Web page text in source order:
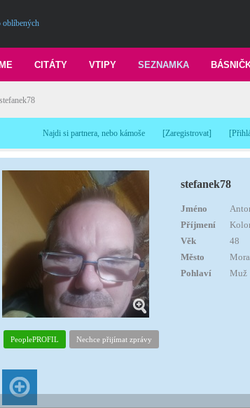
oblíbených
SEZNAMKA
VTIPY
CITÁTY
Najdi si partnera, nebo kámoše [Zaregistrovat] [
stefanek78
Jméno
Příjmení
Věk
48
Město
Pohlaví
Muž
PeoplePROFIL Nechce přijímat zprávy